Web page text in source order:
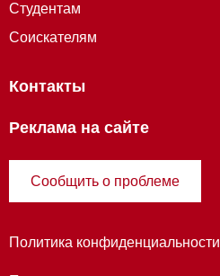
Студентам
Соискателям
Контакты
Реклама на сайте
Сообщить о проблеме
Политика конфиденциальности